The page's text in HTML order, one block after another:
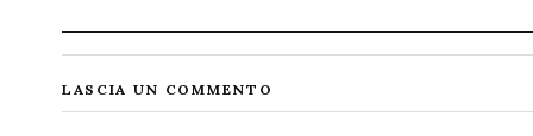
LASCIA UN COMMENTO